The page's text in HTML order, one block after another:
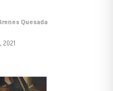
Quesada
2021